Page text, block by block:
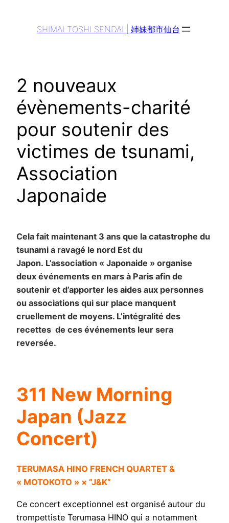
SHIMAI TOSHI SENDAI | 姉妹都市仙台
2 nouveaux
évènements-charité
pour soutenir des
victimes de tsunami,
Association
Japonaide
Cela fait maintenant 3 ans que la catastrophe du
tsunami a ravagé le nord Est du
Japon. L’association « Japonaide » organise
deux événements en mars à Paris afin de
soutenir et d’apporter les aides aux personnes
ou associations qui sur place manquent
cruellement de moyens. L’intégralité des
recettes de ces événements leur sera
reversée.
311 New Morning
Japan (Jazz
Concert)
TERUMASA HINO FRENCH QUARTET &
« MOTOKOTO » × ”J&K”
Ce concert exceptionnel est organisé autour du
trompettiste Terumasa HINO qui a notamment